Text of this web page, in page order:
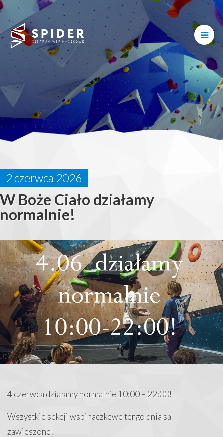
2 czerwca 2026
W Boże Ciało działamy
normalnie!
4 czerwca działamy normalnie 10:00 – 22:00!
Wszystkie sekcji wspinaczkowe tergo dnia są
zawieszone!